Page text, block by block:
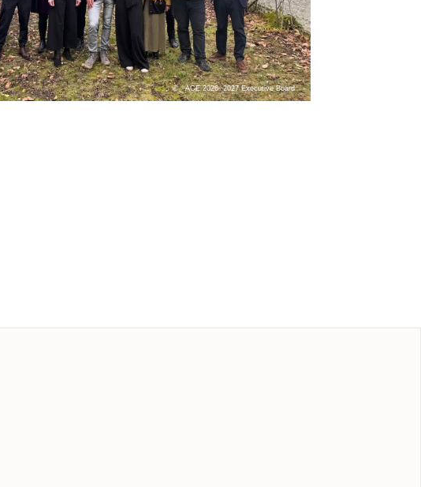
ACE 2026- 2027 Executive Board